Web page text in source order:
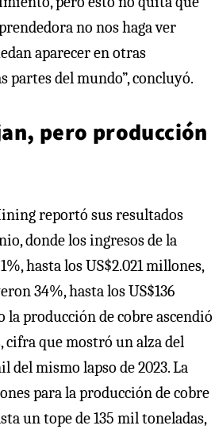
no nos haga ver
aparecer en otras
partes del mundo”, concluyó.
pero producción
reportó sus resultados
donde los ingresos de la
hasta los US$2.021 millones,
34%, hasta los US$136
la producción de cobre ascendió
cifra que mostró un alza del
del mismo lapso de 2023. La
para la producción de cobre
un tope de 135 mil toneladas,